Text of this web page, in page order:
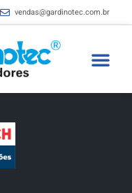
vendas@gardinotec.com.br